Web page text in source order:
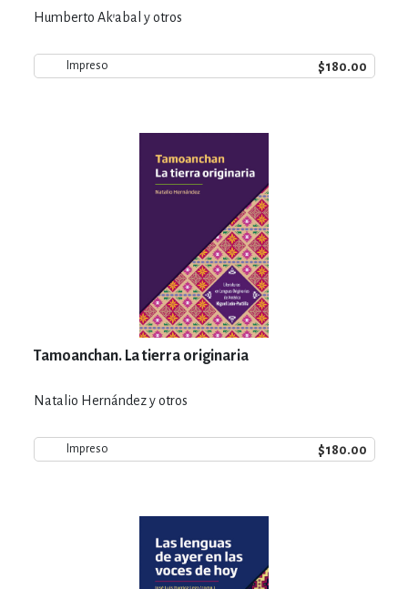
Humberto Ak'abal y otros
Impreso $180.00
Tamoanchan. La tierra originaria
Natalio Hernández y otros
Impreso $180.00